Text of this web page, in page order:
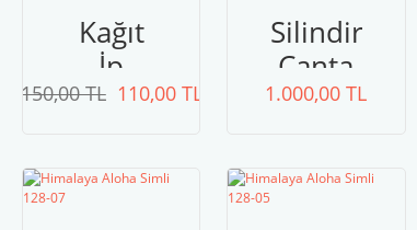
Kağıt
İp
Yeşil110,00 TL
150,00 TL
Silindir
Çanta
Malzemeleri
1.000,00 TL